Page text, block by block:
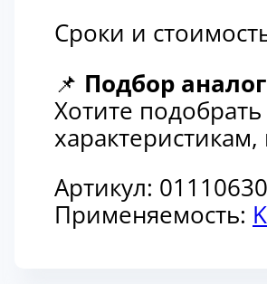
Сроки и
📌 Подбор
Хотите
Артикул: 01110630
Применяемость: